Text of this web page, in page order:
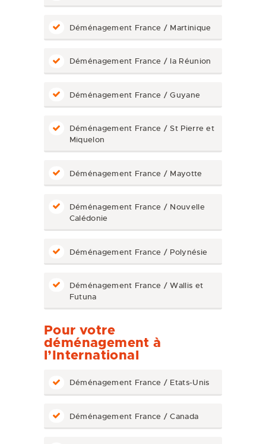
Déménagement France / Martinique
Déménagement France / la Réunion
Déménagement France / Guyane
Déménagement France / St Pierre et
Miquelon
Déménagement France / Mayotte
Déménagement France / Nouvelle
Calédonie
Déménagement France / Polynésie
Déménagement France / Wallis et
Futuna
Pour votre
déménagement à
l’International
Déménagement France / Etats-Unis
Déménagement France / Canada